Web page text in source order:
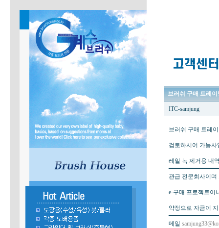
브러쉬 구매 트레
ITC-samjung
브러쉬 구매 트레
검토하시어 가능
레일 녹 제거용 내
관급 전문회사이
e-구매 프로젝트이
약정으로 자금이
메일